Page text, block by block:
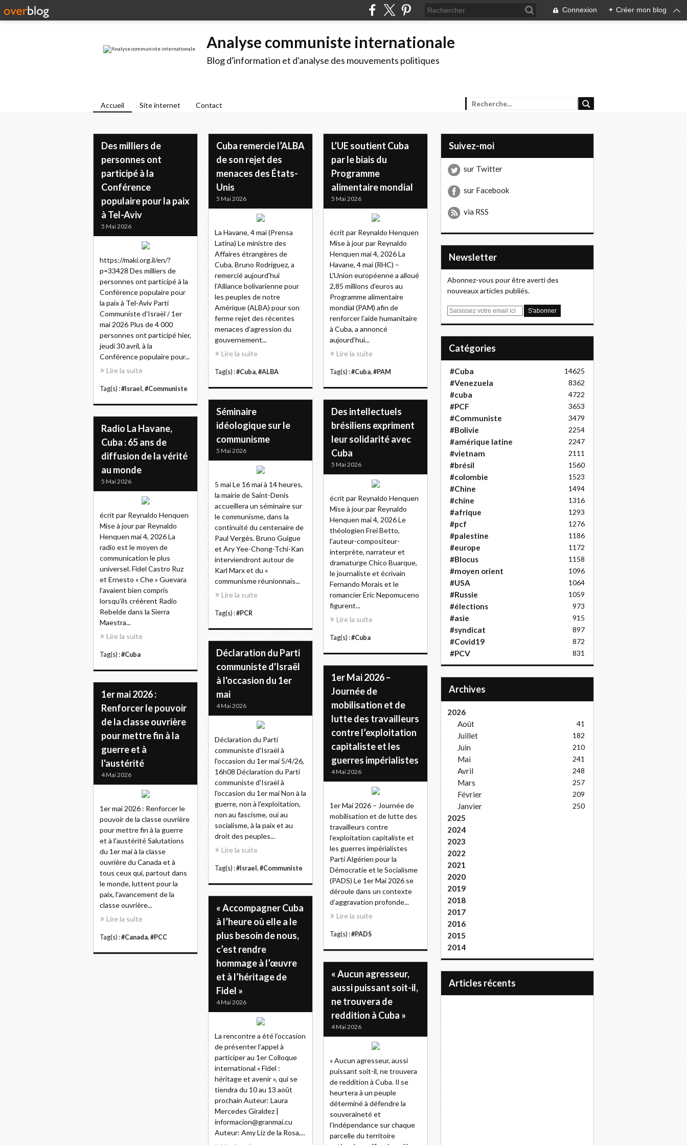
Connexion + Créer mon blog
Analyse communiste internationale
Blog d'information et d'analyse des mouvements politiques
Accueil Site internet Contact
Des milliers de
personnes ont
participé à la
Conférence
populaire pour la paix
à Tel-Aviv
5 Mai 2026
https://maki.org.il/en/?
p=33428 Des milliers de
personnes ont participé à la
Conférence populaire pour
la paix à Tel-Aviv Parti
Communiste d'Israël / 1er
mai 2026 Plus de 4 000
personnes ont participé hier,
jeudi 30 avril, à la
Conférence populaire pour...
Lire la suite
Tag(s) :#Israel , #Communiste
Cuba remercie l’ALBA
de son rejet des
menaces des États-
Unis
5 Mai 2026
La Havane, 4 mai (Prensa
Latina) Le ministre des
Affaires étrangères de
Cuba, Bruno Rodríguez, a
remercié aujourd’hui
l’Alliance bolivarienne pour
les peuples de notre
Amérique (ALBA) pour son
ferme rejet des récentes
menaces d’agression du
gouvernement...
Lire la suite
Tag(s) :#Cuba, #ALBA
L’UE soutient Cuba
par le biais du
Programme
alimentaire mondial
5 Mai 2026
écrit par Reynaldo Henquen
Mise à jour par Reynaldo
Henquen mai 4, 2026 La
Havane, 4 mai (RHC) –
L’Union européenne a alloué
2,85 millions d’euros au
Programme alimentaire
mondial (PAM) afin de
renforcer l’aide humanitaire
à Cuba, a annoncé
aujourd’hui...
Lire la suite
Tag(s) :#Cuba, #PAM
Séminaire
idéologique sur le
communisme
5 Mai 2026
5 mai Le 16 mai à 14 heures,
la mairie de Saint-Denis
accueillera un séminaire sur
le communisme, dans la
continuité du centenaire de
Paul Vergès. Bruno Guigue
et Ary Yee-Chong-Tchi-Kan
interviendront autour de
Karl Marx et du «
communisme réunionnais...
Lire la suite
Tag(s) :#PCR
Des intellectuels
brésiliens expriment
leur solidarité avec
Cuba
5 Mai 2026
écrit par Reynaldo Henquen
Mise à jour par Reynaldo
Henquen mai 4, 2026 Le
théologien Frei Betto,
l’auteur-compositeur-
interprète, narrateur et
dramaturge Chico Buarque,
le journaliste et écrivain
Fernando Morais et le
romancier Eric Nepomuceno
figurent...
Lire la suite
Tag(s) :#Cuba
Radio La Havane,
Cuba : 65 ans de
diffusion de la vérité
au monde
5 Mai 2026
écrit par Reynaldo Henquen
Mise à jour par Reynaldo
Henquen mai 4, 2026 La
radio est le moyen de
communication le plus
universel. Fidel Castro Ruz
et Ernesto « Che » Guevara
l’avaient bien compris
lorsqu’ils créèrent Radio
Rebelde dans la Sierra
Maestra...
Lire la suite
Tag(s) :#Cuba
Déclaration du Parti
communiste d'Israël
à l'occasion du 1er
mai
4 Mai 2026
Déclaration du Parti
communiste d'Israël à
l'occasion du 1er mai 5/4/26,
16h08 Déclaration du Parti
communiste d'Israël à
l'occasion du 1er mai Non à la
guerre, non à l'exploitation,
non au fascisme, oui au
socialisme, à la paix et au
droit des peuples...
Lire la suite
Tag(s) :#Israel , #Communiste
1er Mai 2026 –
Journée de
mobilisation et de
lutte des travailleurs
contre l’exploitation
capitaliste et les
guerres impérialistes
4 Mai 2026
1er Mai 2026 – Journée de
mobilisation et de lutte des
travailleurs contre
l’exploitation capitaliste et
les guerres impérialistes
Parti Algérien pour la
Démocratie et le Socialisme
(PADS) Le 1er Mai 2026 se
déroule dans un contexte
d’aggravation profonde...
Lire la suite
Tag(s) :#PADS
1er mai 2026 :
Renforcer le pouvoir
de la classe ouvrière
pour mettre fin à la
guerre et à
l'austérité
4 Mai 2026
1er mai 2026 : Renforcer le
pouvoir de la classe ouvrière
pour mettre fin à la guerre
et à l'austérité Salutations
du 1er mai à la classe
ouvrière du Canada et à
tous ceux qui, partout dans
le monde, luttent pour la
paix, l'avancement de la
classe ouvrière...
Lire la suite
Tag(s) :#Canada, #PCC
« Accompagner Cuba
à l’heure où elle a le
plus besoin de nous,
c’est rendre
hommage à l’œuvre
et à l’héritage de
Fidel »
4 Mai 2026
La rencontre a été l’occasion
de présenter l’appel à
participer au 1er Colloque
international « Fidel :
héritage et avenir », qui se
tiendra du 10 au 13 août
prochain Auteur: Laura
Mercedes Giraldez |
informacion@granmai.cu
Auteur: Amy Liz de la Rosa,...
« Aucun agresseur,
aussi puissant soit-il,
ne trouvera de
reddition à Cuba »
4 Mai 2026
« Aucun agresseur, aussi
puissant soit-il, ne trouvera
de reddition à Cuba. Il se
heurtera à un peuple
déterminé à défendre la
souveraineté et
l’indépendance sur chaque
parcelle du territoire
Suivez-moi
sur Twitter
sur Facebook
via RSS
Newsletter
Abonnez-vous pour être averti des
nouveaux articles publiés.
E
Catégories
#Cuba 14625
#Venezuela 8362
#cuba 4722
#PCF 3653
#Communiste 3479
#Bolivie 2254
#amérique latine 2247
#vietnam 2111
#brésil 1560
#colombie 1523
#Chine 1494
#chine 1316
#afrique 1293
#pcf 1276
#palestine 1186
#europe 1172
#Blocus 1158
#moyen orient 1096
#USA 1064
#Russie 1059
#élections 973
#asie 915
#syndicat 897
#Covid19 872
#PCV 831
Archives
2026
Août
41
Juillet 182
Juin 210
Mai 241
Avril 248
Mars 257
Février 209
Janvier 250
2025
2024
2023
2022
2021
2020
2019
2018
2017
2016
2015
2014
articles récents